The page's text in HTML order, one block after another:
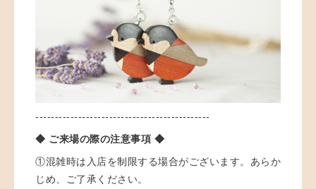
---------------------------------------------
◆ ご来場の際の注意事項 ◆
①混雑時は入店を制限する場合がございます。 あらか
じめ、ご了承ください。